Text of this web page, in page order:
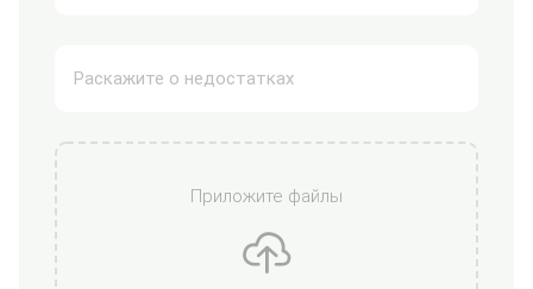
Приложите файлы